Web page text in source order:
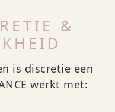
&
is discretie een
werkt met: